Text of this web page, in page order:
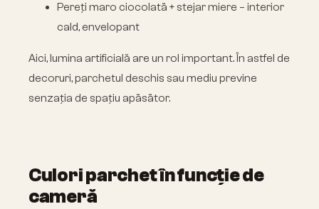
Pereți maro ciocolată + stejar miere – interior
cald, envelopant
Aici, lumina artificială are un rol important. În astfel de
decoruri, parchetul deschis sau mediu previne
senzația de spațiu apăsător.
Culori parchet în funcție de
cameră